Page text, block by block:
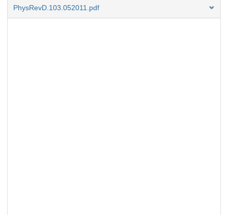
PhysRevD.103.052011.pdf